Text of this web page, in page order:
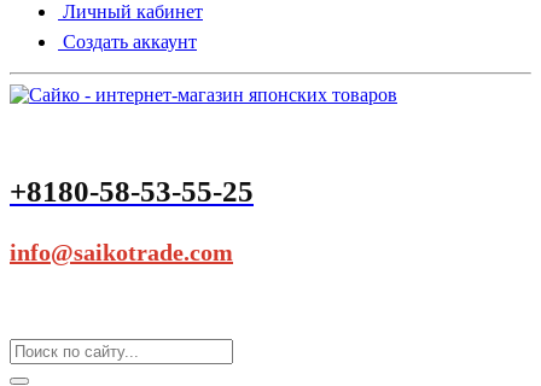
Личный кабинет
Создать аккаунт
+8180-58-53-55-25
info@saikotrade.com